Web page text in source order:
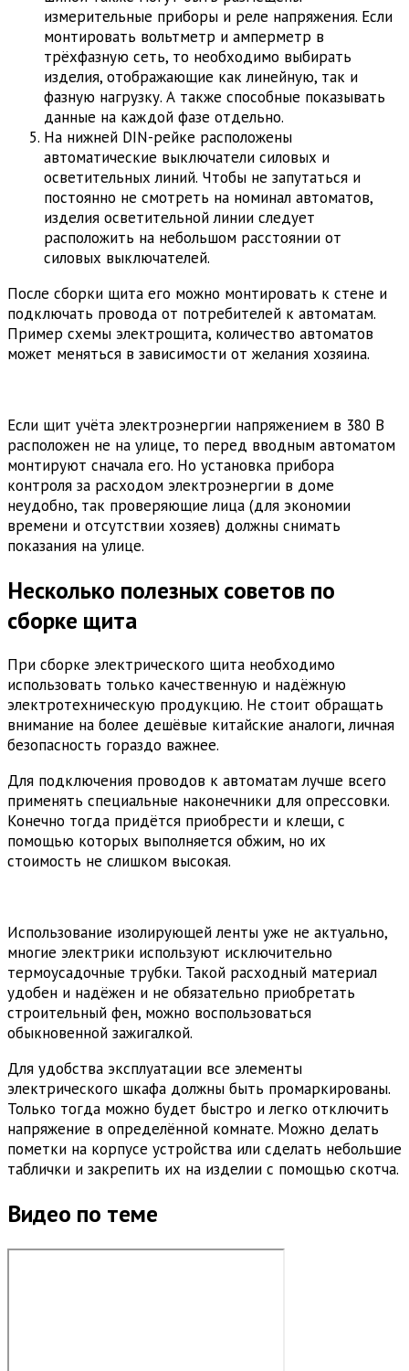
измерительные приборы и реле напряжения. Если
монтировать вольтметр и амперметр в
трёхфазную сеть, то необходимо выбирать
изделия, отображающие как линейную, так и
фазную нагрузку. А также способные показывать
данные на каждой фазе отдельно.
На нижней DIN-рейке расположены
автоматические выключатели силовых и
осветительных линий. Чтобы не запутаться и
постоянно не смотреть на номинал автоматов,
изделия осветительной линии следует
расположить на небольшом расстоянии от
силовых выключателей.
После сборки щита его можно монтировать к стене и
подключать провода от потребителей к автоматам.
Пример схемы электрощита, количество автоматов
может меняться в зависимости от желания хозяина.
Если щит учёта электроэнергии напряжением в 380 В
расположен не на улице, то перед вводным автоматом
монтируют сначала его. Но установка прибора
контроля за расходом электроэнергии в доме
неудобно, так проверяющие лица (для экономии
времени и отсутствии хозяев) должны снимать
показания на улице.
Несколько полезных советов по
сборке щита
При сборке электрического щита необходимо
использовать только качественную и надёжную
электротехническую продукцию. Не стоит обращать
внимание на более дешёвые китайские аналоги, личная
безопасность гораздо важнее.
Для подключения проводов к автоматам лучше всего
применять специальные наконечники для опрессовки.
Конечно тогда придётся приобрести и клещи, с
помощью которых выполняется обжим, но их
стоимость не слишком высокая.
Использование изолирующей ленты уже не актуально,
многие электрики используют исключительно
термоусадочные трубки. Такой расходный материал
удобен и надёжен и не обязательно приобретать
строительный фен, можно воспользоваться
обыкновенной зажигалкой.
Для удобства эксплуатации все элементы
электрического шкафа должны быть промаркированы.
Только тогда можно будет быстро и легко отключить
напряжение в определённой комнате. Можно делать
пометки на корпусе устройства или сделать небольшие
таблички и закрепить их на изделии с помощью скотча.
Видео по теме